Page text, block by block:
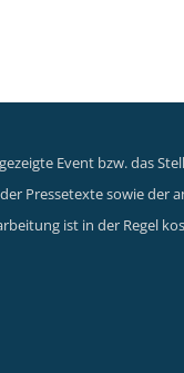
Event bzw. das
Pressetexte sowie
ist in der Regel